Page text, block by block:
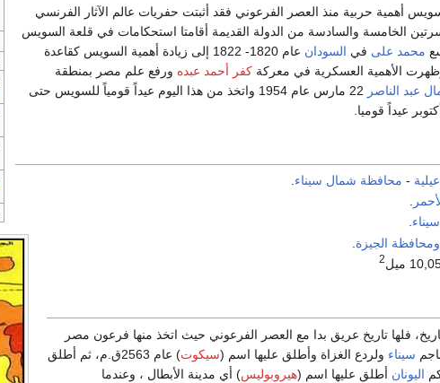
أهمية حربية منذ العصر الفرعوني فقد أثبتت حفريات عالم الآثار الفرنسي
الخامسة والسادسة من الدولة القديمة أقامتا استحكامات في قلعة السويس
محمد على في السودان
عام 1820- 1822 إلى زيادة أهمية السويس كقاعدة
الأهمية العسكرية في معركةكفر أحمد عبده ورفع علم مصر بمنطقة
عبد الناصر
22 مارس عام 1954 واتخذ من هذا اليوم عيداً قومياً للسويس حتى
- محافظة شمال سيناء
.
ومحافظة الجيزة
2
فلها تاريخ عريق بدا مع العصر الفرعوني حيث اتخذ منها فرعون مصر
سيناء ولردع الغزاة وأطلق عليها اسم (سيكوت
) عام 2563ق.م، ثم أطلق
اليونان أطلق عليها اسم (هيروبوليس) أي مدينة الأبطال ، وعندما